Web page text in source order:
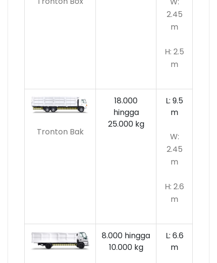
2.45
m
H: 2.5
m
Tronton Bak
18.000
hingga
25.000 kg
L: 9.5
m
W:
2.45
m
H: 2.6
m
8.000 hingga
10.000kg
L: 6.6
m